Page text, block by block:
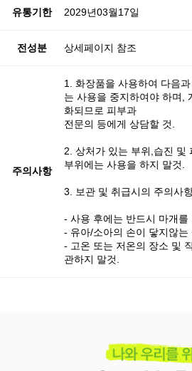
유통기한 2029년03월17일
전성분 상세페이지 참조
주의사항
1. 화장품을 사용하여 다음
는 사용을 중지하여야 하며,
화되므로 피부과
전문의 등에게 상담할 것.
2. 상처가 있는 부위,습진 및
부위에는 사용을 하지 말것.
3. 보관 및 취급시의 주의사
- 사용 후에는 반드시 마개를
- 유아/소아의 손이 닿지않는
- 고온 또는 저온의 장소 및
관하지 말것.